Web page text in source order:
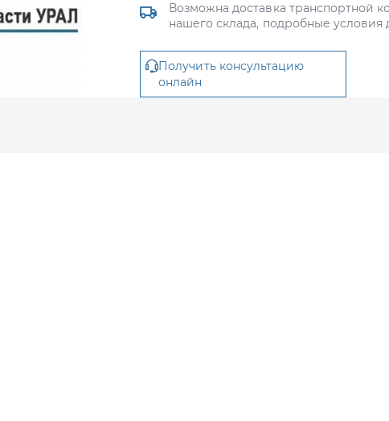
Возможна доставка транспортной
нашего склада, подробные условия
Получить консультацию
онлайн